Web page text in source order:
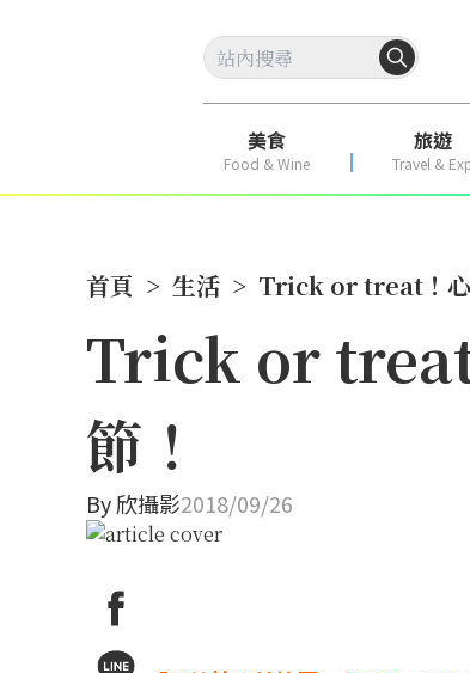
美食
Food & Wine
旅遊
Travel &
首頁 > 生活 > Trick or treat！心
Trick or treat
節！
By欣攝影2018/09/26